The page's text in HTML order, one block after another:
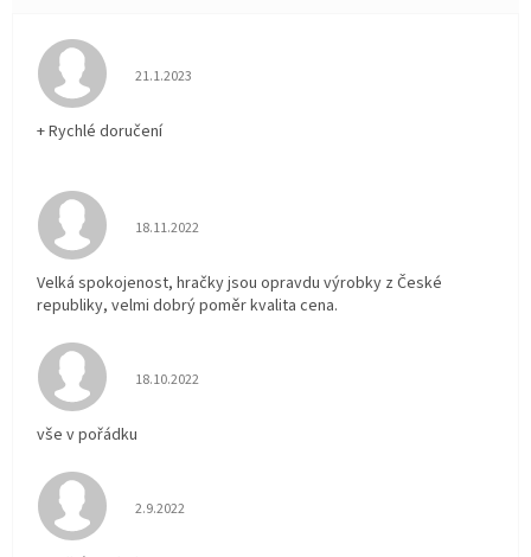
Hodnocení obchodu je 5 z 5 hvězdiček.
21.1.2023
+ Rychlé doručení
Hodnocení obchodu je 5 z 5 hvězdiček.
18.11.2022
Velká spokojenost, hračky jsou opravdu výrobky z České
republiky, velmi dobrý poměr kvalita cena.
Hodnocení obchodu je 5 z 5 hvězdiček.
18.10.2022
vše v pořádku
Hodnocení obchodu je 5 z 5 hvězdiček.
2.9.2022